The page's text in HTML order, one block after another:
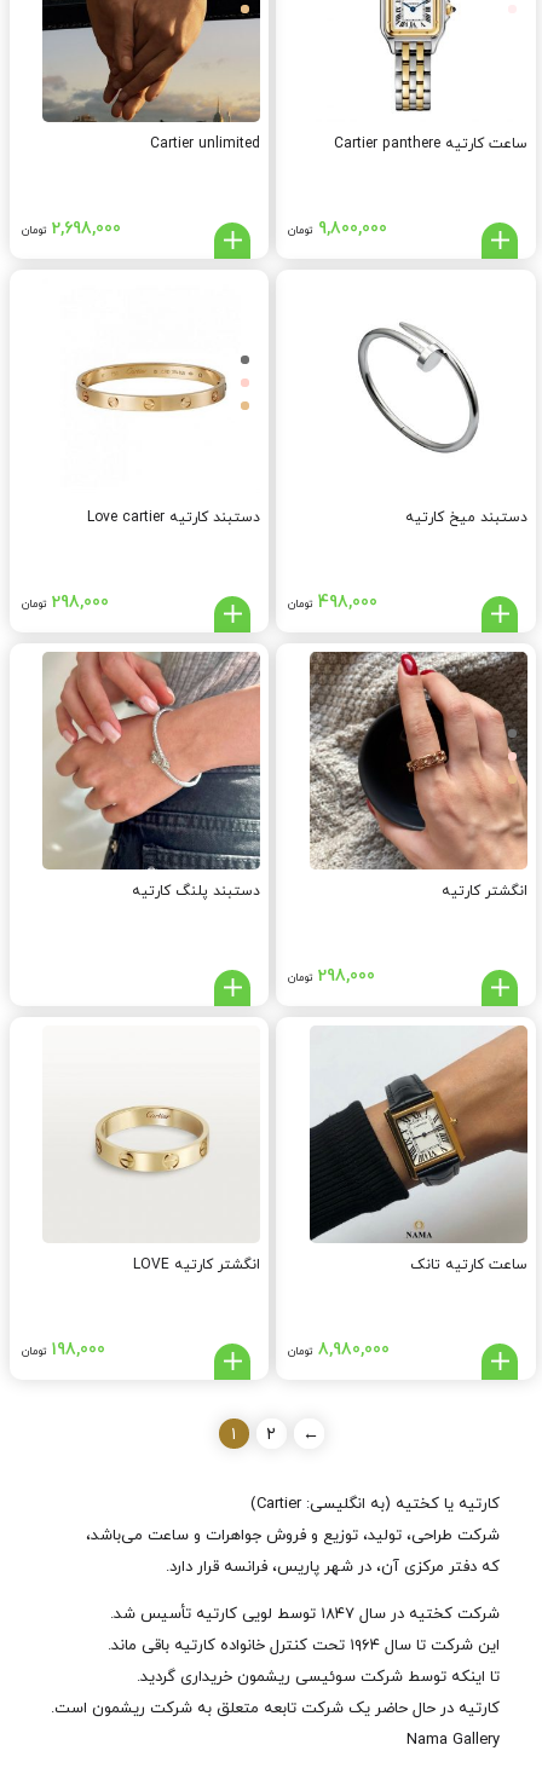
ساعت کارتیه Cartier panthere
9,800,000 تومان
Cartier unlimited
2,698,000 تومان
دستبند میخ کارتیه
498,000 تومان
دستبند کارتیه Love cartier
298,000 تومان
انگشتر کارتیه
298,000 تومان
دستبند پلنگ کارتیه
ساعت کارتیه تانک
8,980,000 تومان
انگشتر کارتیه LOVE
198,000 تومان
۱ ۲ ←
کارتیه یا کختیه (به انگلیسی: Cartier)
شرکت طراحی، تولید، توزیع و فروش جواهرات و ساعت می‌باشد،
که دفتر مرکزی آن، در شهر پاریس، فرانسه قرار دارد.
شرکت کختیه در سال ۱۸۴۷ توسط لویی کارتیه تأسیس شد.
این شرکت تا سال ۱۹۶۴ تحت کنترل خانواده کارتیه باقی ماند.
تا اینکه توسط شرکت سوئیسی ریشمون خریداری گردید.
کارتیه در حال حاضر یک شرکت تابعه متعلق به شرکت ریشمون است.
Nama Gallery